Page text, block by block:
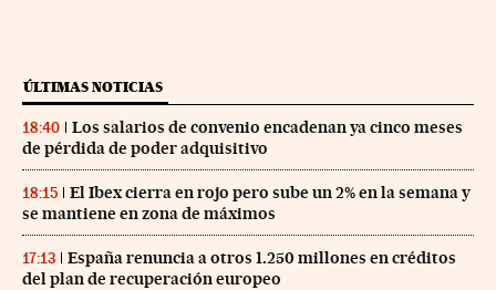
ÚLTIMAS NOTICIAS
18:40
Los salarios de convenio encadenan ya cinco meses
de pérdida de poder adquisitivo
18:15
El Ibex cierra en rojo pero sube un 2% en la semana y
se mantiene en zona de máximos
17:13
España renuncia a otros 1.250 millones en créditos
del plan de recuperación europeo